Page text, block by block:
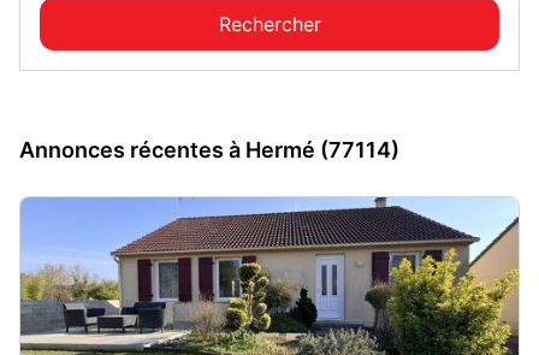
Annonces récentes à Hermé (77114)